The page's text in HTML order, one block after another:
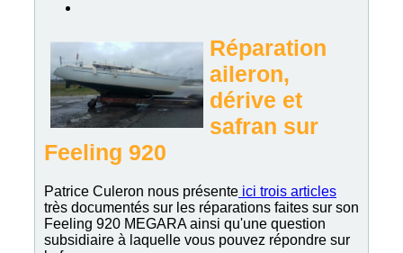
Réparation
aileron,
dérive et
safran sur
Feeling 920
Patrice Culeron nous présente ici trois articles
très documentés sur les réparations faites sur son
Feeling 920 MEGARA ainsi qu'une question
subsidiaire à laquelle vous pouvez répondre sur